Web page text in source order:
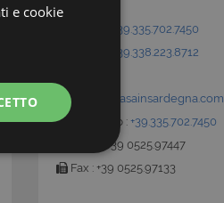
+39.335.702.7450
+39.338.223.8712
info@latuacasainsardegna.com
Whatsapp :+39.335.702.7450
Ufficio : +39 0525.97447
Fax : +39 0525.97133
e cookie